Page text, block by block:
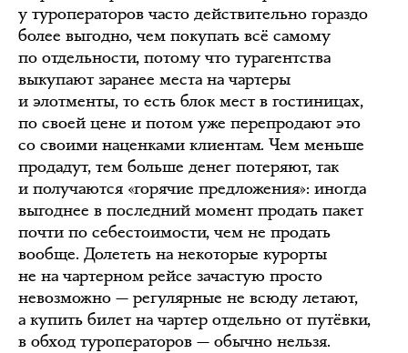
у туроператоров часто действительно гораздо
более выгодно, чем покупать всё самому
по отдельности, потому что турагентства
выкупают заранее места на чартеры
и элотменты, то есть блок мест в гостиницах,
по своей цене и потом уже перепродают это
со своими наценками клиентам. Чем меньше
продадут, тем больше денег потеряют, так
и получаются «горячие предложения»: иногда
выгоднее в последний момент продать пакет
почти по себестоимости, чем не продать
вообще. Долететь на некоторые курорты
не на чартерном рейсе зачастую просто
невозможно — регулярные не всюду летают,
а купить билет на чартер отдельно от путёвки,
в обход туроператоров — обычно нельзя.